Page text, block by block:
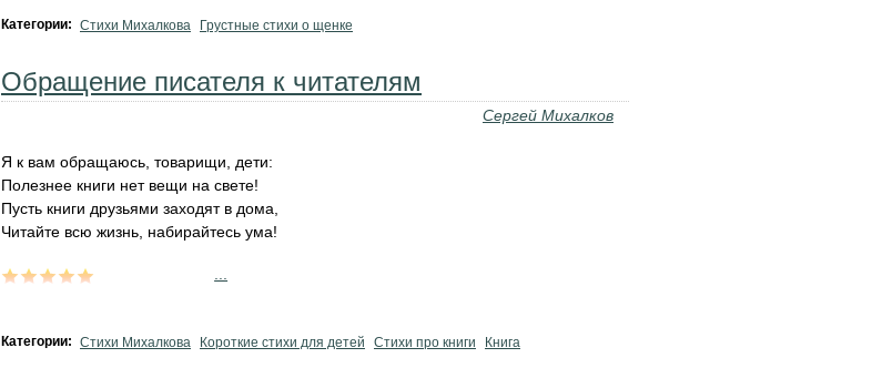
Категории: Стихи Михалкова Грустные стихи о щенке
Обращение писателя к читателям
Сергей Михалков
Я к вам обращаюсь, товарищи, дети:
Полезнее книги нет вещи на свете!
Пусть книги друзьями заходят в дома,
Читайте всю жизнь, набирайтесь ума!
Категории: Стихи Михалкова Короткие стихи для детей Стихи про книги Книга